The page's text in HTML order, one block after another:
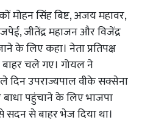
मोहन सिंह बिष्ट, अजय महावर,
जीतेंद्र महाजन और विजेंद्र
के लिए कहा। नेता प्रतिपक्ष
चले गए। गोयल ने
दिन उपराज्यपाल वीके सक्सेना
पहुंचाने के लिए भाजपा
सदन से बाहर भेज दिया था।